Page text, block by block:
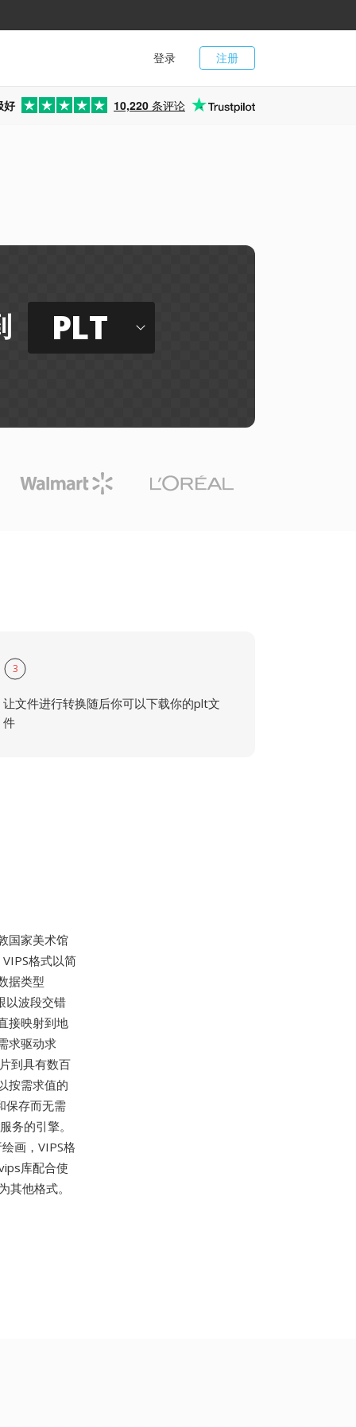
注册
登录
好 10,220 条评论
PLT
3
让文件进行转换随后你可以下载你的plt文
件
国家美术馆
格式以简
据类型
以波段交错
接映射到地
求驱动求
到具有数百
按需求值的
保存而无需
的引擎。
画，VIPS格
库配合使
他格式。